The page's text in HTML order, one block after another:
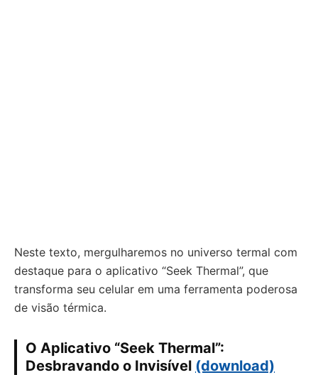
Neste texto, mergulharemos no universo termal com
destaque para o aplicativo “Seek Thermal”, que
transforma seu celular em uma ferramenta poderosa
de visão térmica.
O Aplicativo “Seek Thermal”:
Desbravando o Invisível (download)